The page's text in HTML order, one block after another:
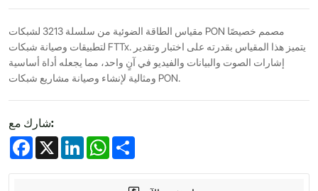
مقياس الطاقة الضوئية من سلسلة 3213 لشبكات PON مصمم خصيصًا
لتطبيقات وصيانة شبكات FTTx. يتميز هذا المقياس بقدرته على اختبار وتقدير
إشارات الصوت والبيانات والفيديو في آنٍ واحد، مما يجعله أداة أساسية
ومثالية لإنشاء وصيانة مشاريع شبكات PON.
شارك مع:
Facebook
X LinkedInWhatsApp